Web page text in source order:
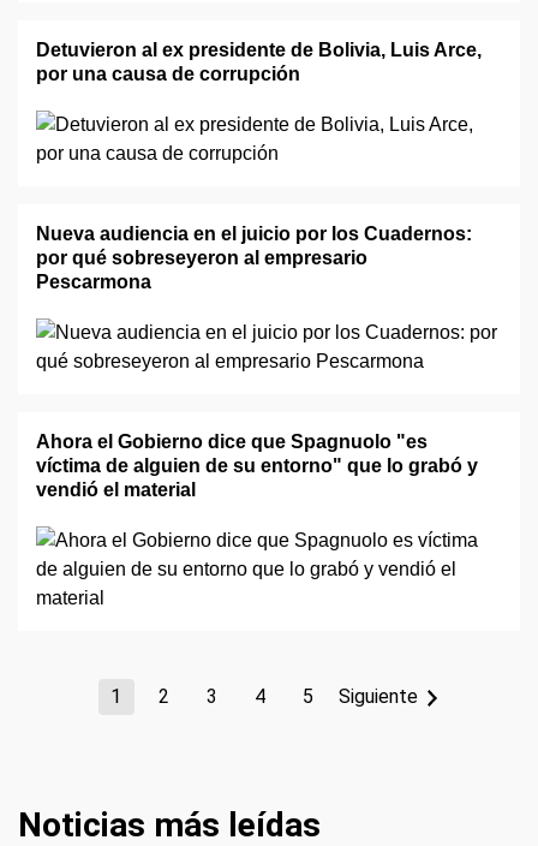
Detuvieron al ex presidente de Bolivia, Luis Arce,
por una causa de corrupción
Nueva audiencia en el juicio por los Cuadernos:
por qué sobreseyeron al empresario
Pescarmona
Ahora el Gobierno dice que Spagnuolo "es
víctima de alguien de su entorno" que lo grabó y
vendió el material
1 2 3 4 5 Siguiente
Noticias más leídas